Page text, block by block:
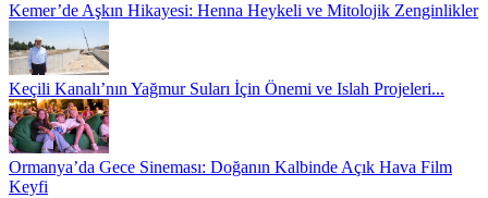
Kemer’de Aşkın Hikayesi: Henna Heykeli ve Mitolojik Zenginlikler
Keçili Kanalı’nın Yağmur Suları İçin Önemi ve Islah Projeleri...
Ormanya’da Gece Sineması: Doğanın Kalbinde Açık Hava Film
Keyfi